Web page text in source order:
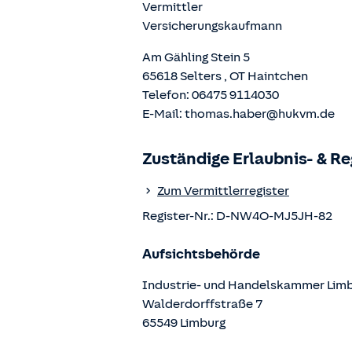
Vermittler
Versicherungskaufmann
Am Gähling Stein 5
65618Selters , OT Haintchen
Telefon: 06475 9114030
E-Mail: thomas.haber@hukvm.de
Zuständige Erlaubnis- &
Zum Vermittlerregister
Register-Nr.: D-NW4O-MJ5JH-82
Aufsichtsbehörde
Industrie- und Handelskammer
Walderdorffstraße 7
65549 Limburg